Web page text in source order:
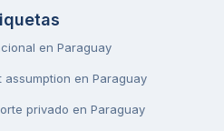
en Paraguay
en Paraguay
privado en Paraguay